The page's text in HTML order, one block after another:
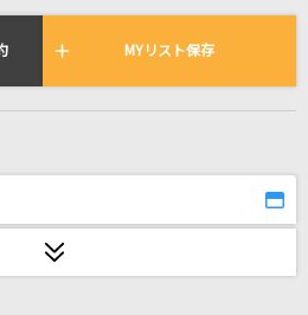
歌われている曲の一覧
MYリスト保存